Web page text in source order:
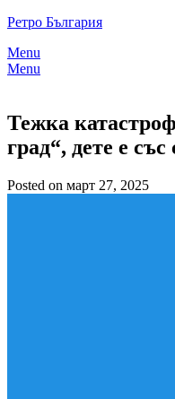
Skip
content
Ретро България
Menu
Menu
Тежка
град“, дете е
Posted on март 27, 2025